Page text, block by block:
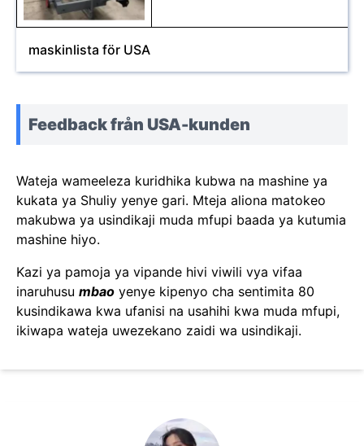
maskinlista för USA
Feedback från USA-kunden
Wateja wameeleza kuridhika kubwa na mashine ya
kukata ya Shuliy yenye gari. Mteja aliona matokeo
makubwa ya usindikaji muda mfupi baada ya kutumia
mashine hiyo.
Kazi ya pamoja ya vipande hivi viwili vya vifaa
inaruhusu mbao yenye kipenyo cha sentimita 80
kusindikawa kwa ufanisi na usahihi kwa muda mfupi,
ikiwapa wateja uwezekano zaidi wa usindikaji.